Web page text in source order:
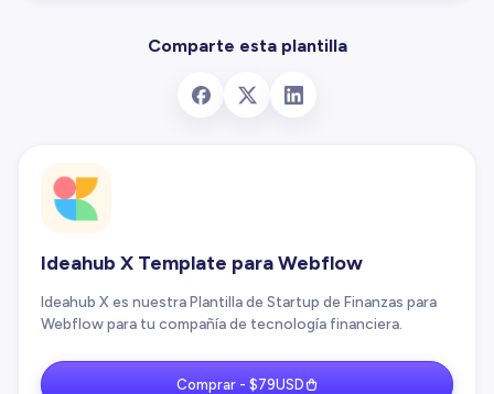
Comparte esta plantilla
Ideahub X Template para Webflow
Ideahub X es nuestra Plantilla de Startup de Finanzas para
Webflow para tu compañía de tecnología financiera.
Comprar - $79USD